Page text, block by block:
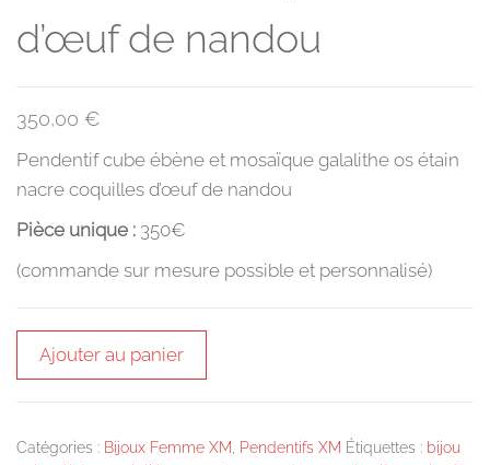
d’œuf de nandou
350,00 €
Pendentif cube ébène et mosaïque galalithe os étain
nacre coquilles d’œuf de nandou
Pièce unique : 350€
(commande sur mesure possible et personnalisé)
quantité
de
Ajouter au panier
Catégories : Bijoux Femme XM Pendentifs XM Étiquettes : bijou